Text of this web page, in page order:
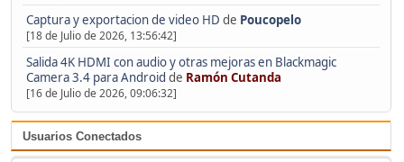
Captura y exportacion de video HD de Poucopelo
[18 de Julio de 2026, 13:56:42]
Salida 4K HDMI con audio y otras mejoras en Blackmagic
Camera 3.4 para Android de Ramón Cutanda
[16 de Julio de 2026, 09:06:32]
Usuarios Conectados